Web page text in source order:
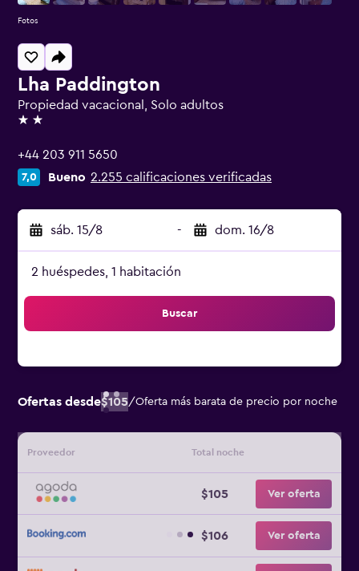
Lha Paddington
Propiedad vacacional, Solo adultos
2 estrellas
+44 203 911 5650
7,0 Bueno 2.255 calificaciones verificadas
sáb. 15/8 - dom. 16/8
2 huéspedes, 1 habitación
Buscar
Ofertas desde$105/Oferta más barata de precio por noche
Proveedor Total noche
$105 Ver oferta
$106 Ver oferta
Fotos